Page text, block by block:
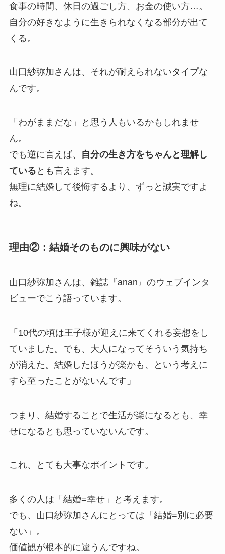
食事の時間、休日の過ごし方、お金の使い方…。
自分の好きなように生きられなくなる部分が出て
くる。
山口紗弥加さんは、それが耐えられないタイプな
んです。
「わがままだな」と思う人もいるかもしれませ
ん。
でも逆に言えば、
自分の生き方をちゃんと理解し
ている とも言えます。
無理に結婚して後悔するより、ずっと誠実ですよ
ね。
理由②：結婚そのものに興味がない
山口紗弥加さんは、雑誌『anan』のウェブインタ
ビューでこう語っています。
「10代の頃は王子様が迎えに来てくれる妄想をし
ていました。でも、大人になってそういう気持ち
が消えた。結婚したほうが楽かも、という考えに
すら至ったことがないんです」
つまり、結婚することで生活が楽になるとも、幸
せになるとも思っていないんです。
これ、とても大事なポイントです。
多くの人は「結婚=幸せ」と考えます。
でも、山口紗弥加さんにとっては「結婚=別に必要
ない」。
価値観が根本的に違うんですね。